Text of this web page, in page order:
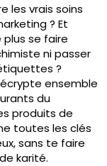
les vrais soins
? Et
se faire
ni passer
?
ensemble
du
produits de
toutes les clés
sans te faire
karité.